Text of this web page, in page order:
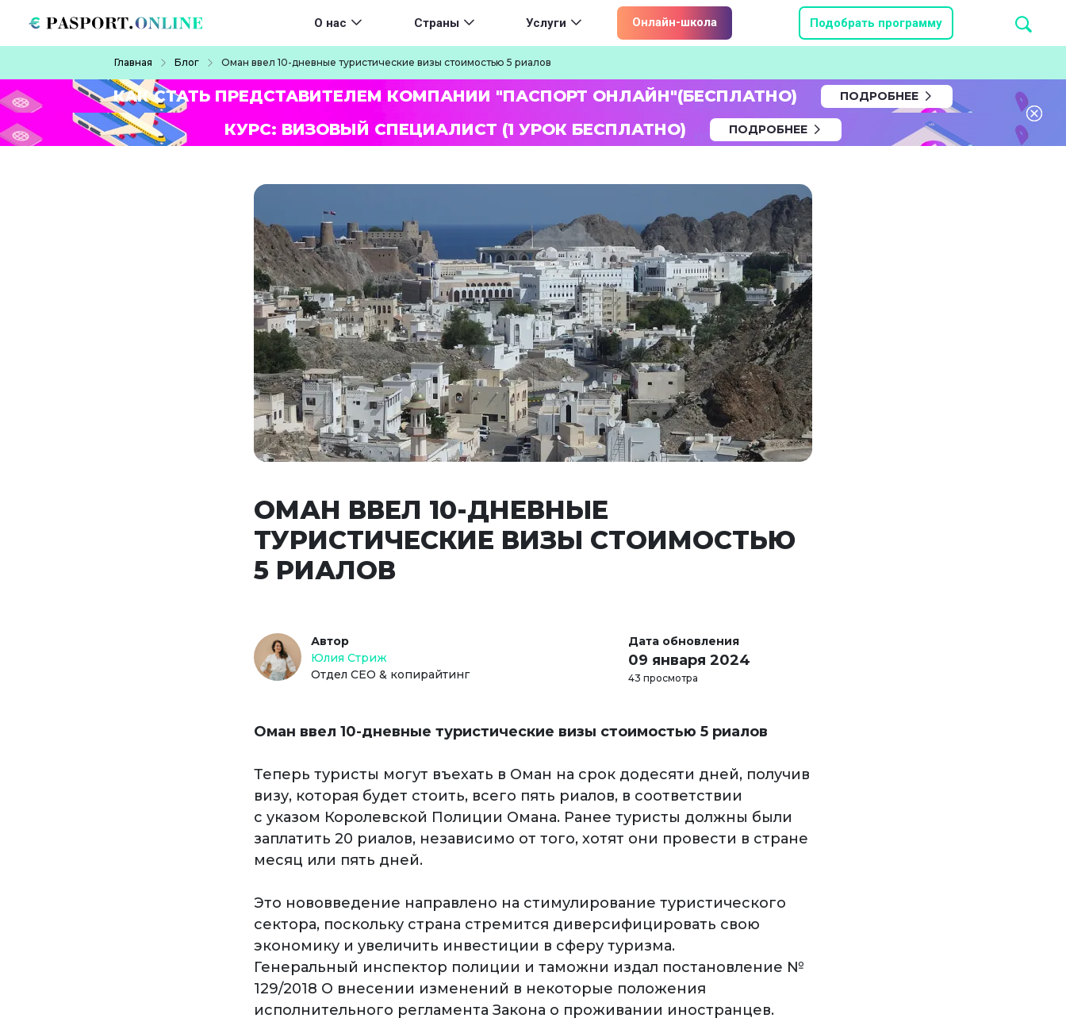
Main navigation
О нас Страны Услуги Онлайн-школа Подобрать программу
Главная Блог Оман ввел 10-дневные туристические визы стоимостью 5 риалов
КАК СТАТЬ ПРЕДСТАВИТЕЛЕМ КОМПАНИИ "ПАСПОРТ ОНЛАЙН"(БЕСПЛАТНО) ПОДРОБНЕЕ
КУРС: ВИЗОВЫЙ СПЕЦИАЛИСТ (1 УРОК БЕСПЛАТНО) ПОДРОБНЕЕ
ОМАН ВВЕЛ 10-ДНЕВНЫЕ
ТУРИСТИЧЕСКИЕ ВИЗЫ СТОИМОСТЬЮ
5 РИАЛОВ
Автор
Юлия Стриж
Отдел СЕО & копирайтинг
Дата обновления
09 января 2024
43 просмотра
Оман ввел 10-дневные туристические визы стоимостью 5 риалов
Теперь туристы могут въехать в Оман на срок додесяти дней, получив
визу, которая будет стоить, всего пять риалов, в соответствии
с указом Королевской Полиции Омана. Ранее туристы должны были
заплатить 20 риалов, независимо от того, хотят они провести в стране
месяц или пять дней.
Это нововведение направлено на стимулирование туристического
сектора, поскольку страна стремится диверсифицировать свою
экономику и увеличить инвестиции в сферу туризма.
Генеральный инспектор полиции и таможни издал постановление №
129/2018 О внесении изменений в некоторые положения
исполнительного регламента Закона о проживании иностранцев.